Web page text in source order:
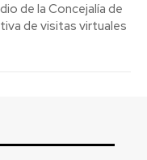
de la Concejalía de
de visitas virtuales